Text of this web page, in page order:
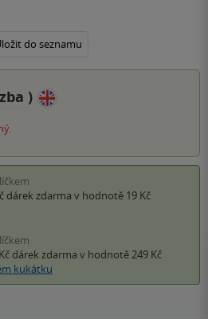
do seznamu
)
dárek zdarma v hodnotě 19 Kč
dárek zdarma v hodnotě 249 Kč
kukátku